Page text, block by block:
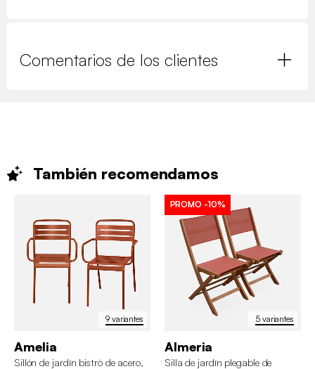
Comentarios de los clientes
También recomendamos
9 variantes
Amelia
Sillón de jardín bistró de acero,
5 variantes
PROMO -10%
Almeria
Silla de jardín plegable de